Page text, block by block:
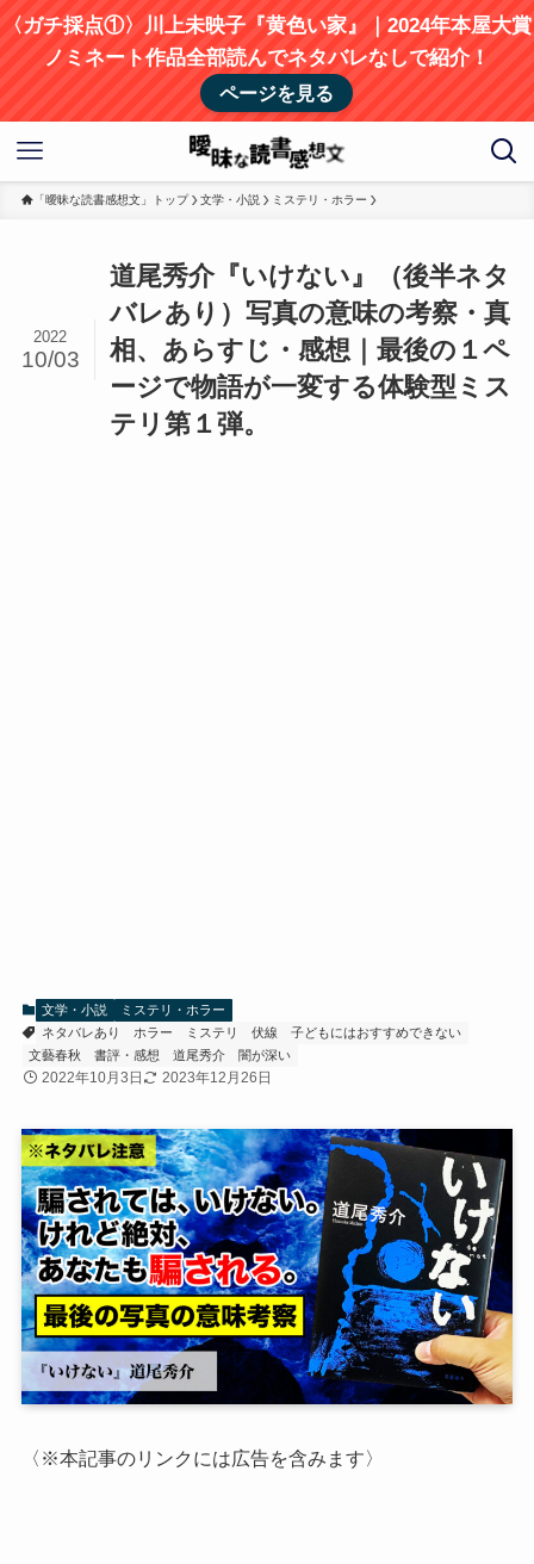
〈ガチ採点①〉川上未映子『黄色い家』｜2024年本屋大賞
ノミネート作品全部読んでネタバレなしで紹介！
ページを見る
「曖昧な読書感想文」トップ 文学・小説 ミステリ・ホラー
道尾秀介『いけない』（後半ネタ
バレあり）写真の意味の考察・真
相、あらすじ・感想｜最後の１ペ
ージで物語が一変する体験型ミス
テリ第１弾。
2022
10/03
文学・小説
ミステリ・ホラー
ネタバレあり
ホラー ミステリ 伏線
子どもにはおすすめできない
文藝春秋
書評・感想 道尾秀介 闇が深い
2022年10月3日 2023年12月26日
〈※本記事のリンクには広告を含みます〉